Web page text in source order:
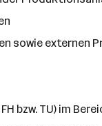
sowie externen
bzw. TU) im